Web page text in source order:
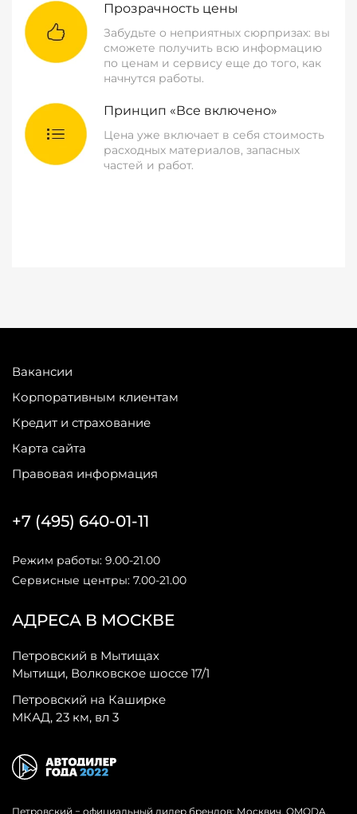
Прозрачность цены
Забудьте о неприятных сюрпризах: вы
сможете получить всю информацию
по ценам и сервису еще до того, как
начнутся работы.
Принцип «Все включено»
Цена уже включает в себя стоимость
расходных материалов, запасных
частей и работ.
Вакансии
Корпоративным клиентам
Кредит и страхование
Карта сайта
Правовая информация
АДРЕСА В МОСКВЕ
Петровский в Мытищах
Мытищи, Волковское шоссе 17/1
Петровский на Каширке
МКАД, 23 км, вл 3
+7 (495) 640-01-11
Режим работы: 9.00-21.00
Сервисные центры: 7.00-21.00
Петровский − официальный дилер брендов: Москвич, OMODA,